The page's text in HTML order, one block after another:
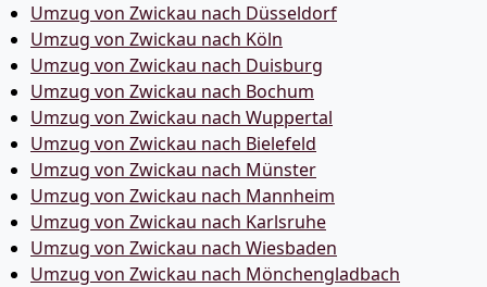
Umzug von Zwickau nach Düsseldorf
Umzug von Zwickau nach Köln
Umzug von Zwickau nach Duisburg
Umzug von Zwickau nach Bochum
Umzug von Zwickau nach Wuppertal
Umzug von Zwickau nach Bielefeld
Umzug von Zwickau nach Münster
Umzug von Zwickau nach Mannheim
Umzug von Zwickau nach Karlsruhe
Umzug von Zwickau nach Wiesbaden
Umzug von Zwickau nach Mönchen­gladbach